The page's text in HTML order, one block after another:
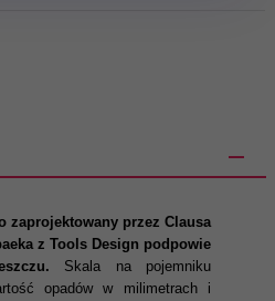
zaprojektowany przez Clausa
z Tools Design podpowie
Skala na pojemniku
opadów w milimetrach i